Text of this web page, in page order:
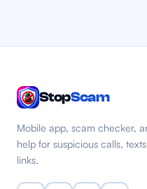
StopScam
Mobile app, scam checker,
help for suspicious calls,
links.